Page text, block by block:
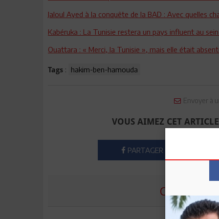
Jaloul Ayed à la conquête de la BAD : Avec quelles
Kabéruka : La Tunisie restera un pays influent au
Ouattara : « Merci, la Tunisie », mais elle était
Tags : hakim-ben-hamouda
Envoyer à
VOUS AIMEZ CET
PARTAGER